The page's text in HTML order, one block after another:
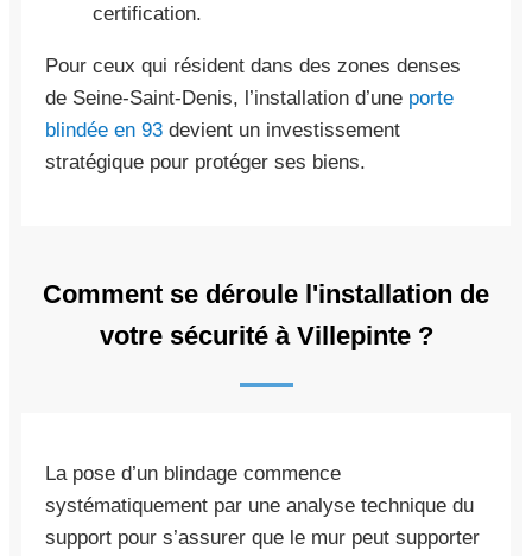
certification.
Pour ceux qui résident dans des zones denses
de Seine-Saint-Denis, l’installation d’une porte
blindée en 93 devient un investissement
stratégique pour protéger ses biens.
Comment se déroule l'installation de
votre sécurité à Villepinte ?
La pose d’un blindage commence
systématiquement par une analyse technique du
support pour s’assurer que le mur peut supporter